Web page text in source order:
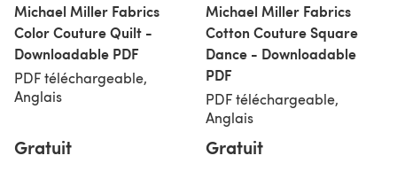
Michael Miller Fabrics
Color Couture Quilt -
Downloadable PDF
PDF téléchargeable,
Anglais
Gratuit
Michael Miller Fabrics
Cotton Couture Square
Dance - Downloadable
PDF
PDF téléchargeable,
Anglais
Gratuit